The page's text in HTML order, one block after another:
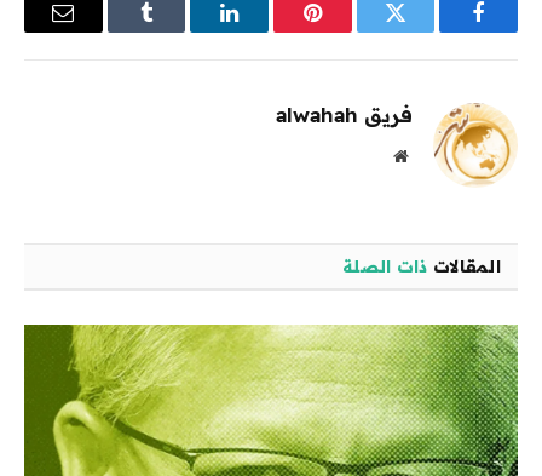
فيسبوك تويتر بينتيريستلينكدإن Tumblr
البريد
فريق alwahah
موقع
المقالات ذات الصلة